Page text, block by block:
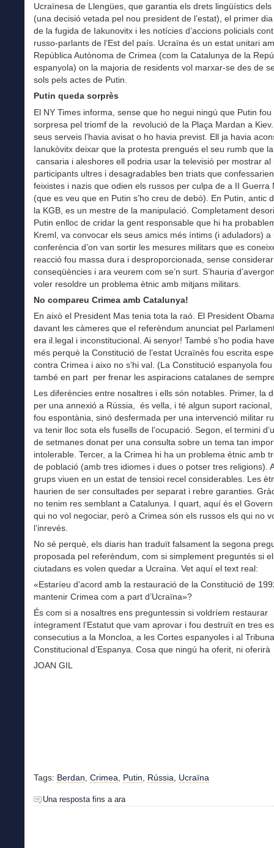
Ucraïnesa de Llengües, que garantia els drets lingüístics dels
(una decisió vetada pel nou president de l’estat), el primer
de la fugida de Iakunovitx i les notícies d’accions policials
russo-parlants de l’Est del país. Ucraïna és un estat unitari
República Autònoma de Crimea (com la Catalunya de la
espanyola) on la majoria de residents vol marxar-se des de
sols pels actes de Putin.
Putin queda sorprès
El NY Times informa, sense que ho negui ningú que Putin
sorpresa pel triomf de la revolució de la Plaça Mardan a
seus serveis l’havia avisat o ho havia previst. Ell ja havia
Ianukòvitx deixar que la protesta prengués el seu rumb que
cansaria i aleshores ell podria usar la televisió per mostrar al
participants ultres i desagradables ben triats que
feixistes i nazis que odien els russos per culpa de a II Guerra
(que es veu que en Putin s’ho creu de debò). En Putin, antic
la KGB, es un mestre de la manipulació. Completament
Putin enlloc de cridar la gent responsable que hi ha
Kreml, va convocar els seus amics més íntims (i aduladors) a
conferència d’on van sortir les mesures militars que es
reacció fou massa dura i desproporcionada, sense
conseqüències i ara veurem com se’n surt. S’hauria
voler resoldre un problema ètnic amb mitjans militars.
No compareu Crimea amb Catalunya!
En això el President Mas tenia tota la raó. El President
davant les càmeres que el referèndum anunciat pel
era il.legal i inconstitucional. Ai senyor! També s’ho podia
més perquè la Constitució de l’estat Ucraïnès fou escrita
contra Crimea i aixo no s’hi val. (La Constitució espanyola
també en part per frenar les aspiracions catalanes de
Les diferències entre nosaltres i ells són notables. Primer, la
per una annexió a Rússia, és vella, i té algun suport
fou espontània, sinó desfermada per una intervenció militar
va tenir lloc sota els fusells de l’ocupació. Segon, el termini
de setmanes donat per una consulta sobre un tema tan
intolerable. Tercer, a la Crimea hi ha un problema ètnic amb
de població (amb tres idiomes i dues o potser tres religions).
grups viuen en un estat de tensioi recel considerables. Les
haurien de ser consultades per separat i rebre garanties.
no tenim res semblant a Catalunya. I quart, aquí és el
qui no vol negociar, però a Crimea són els russos els qui no
l’inrevés.
No sé perquè, els diaris han traduït falsament la segona
proposada pel referèndum, com si simplement preguntés si
ciutadans es volen quedar a Ucraïna. Vet aquí el text real:
«Estaríeu d’acord amb la restauració de la Constitució de
mantenir Crimea com a part d’Ucraïna»?
És com si a nosaltres ens preguntessin si voldríem restaurar
íntegrament l’Estatut que vam aprovar i fou destruït en tres
consecutius a la Moncloa, a les Cortes espanyoles i al
Constitucional d’Espanya. Cosa que ningú ha oferit, ni oferirà
JOAN GIL
Tags: Berdan Crimea Putin Rússia Ucraïna
Una resposta fins a ara